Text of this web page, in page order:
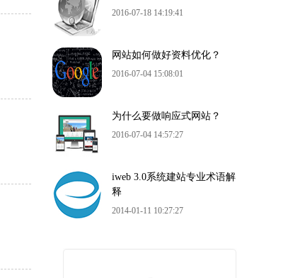
2016-07-18 14:19:41
网站如何做好资料优化？
2016-07-04 15:08:01
为什么要做响应式网站？
2016-07-04 14:57:27
iweb 3.0系统建站专业术语解
释
2014-01-11 10:27:27